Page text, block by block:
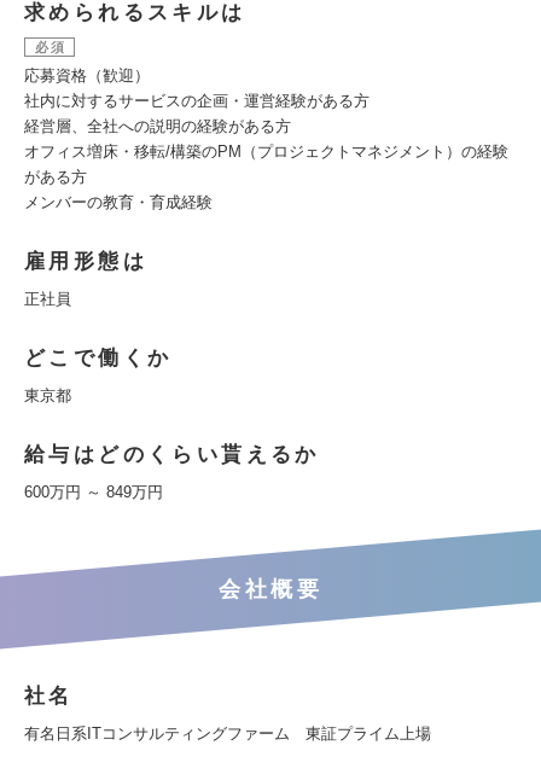
求められるスキルは
必須
応募資格（歓迎）
社内に対するサービスの企画・運営経験がある方
経営層、全社への説明の経験がある方
オフィス増床・移転/構築のPM（プロジェクトマネジメント）の経験
がある方
メンバーの教育・育成経験
雇用形態は
正社員
どこで働くか
東京都
給与はどのくらい貰えるか
600万円 ～ 849万円
会社概要
社名
有名日系ITコンサルティングファーム 東証プライム上場